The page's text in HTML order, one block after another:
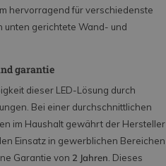
hervorragend für verschiedenste
unten gerichtete Wand- und
garantie
dieser LED-Lösung durch
Bei einer durchschnittlichen
im Haushalt gewährt der Hersteller
Einsatz in gewerblichen Bereichen
Garantie von 2 Jahren. Dieses